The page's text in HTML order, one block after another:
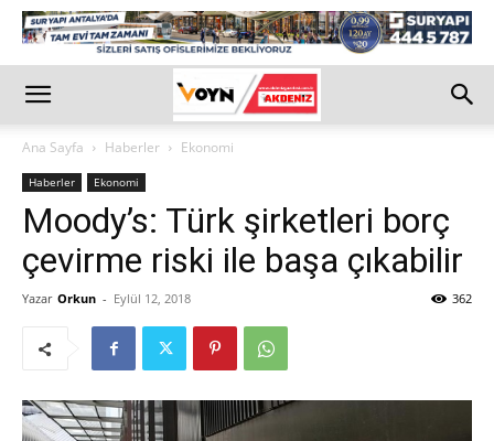
Ana Sayfa Haberler Ekonomi
Haberler Ekonomi
Moody’s: Türk şirketleri borç
çevirme riski ile başa çıkabilir
Yazar Orkun - Eylül 12, 2018 362